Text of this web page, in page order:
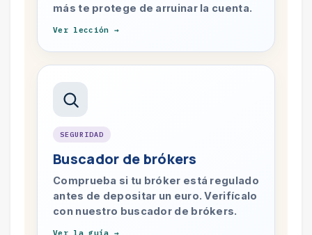
más te protege de arruinar la cuenta.
Ver lección →
SEGURIDAD
Buscador de brókers
Comprueba si tu bróker está regulado
antes de depositar un euro. Verifícalo
con nuestro buscador de brókers.
Ver la guía →